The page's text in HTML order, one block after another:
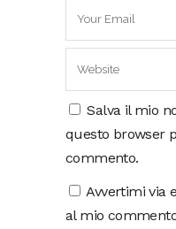
Salva il mio
questo browser
commento.
Avvertimi via
al mio